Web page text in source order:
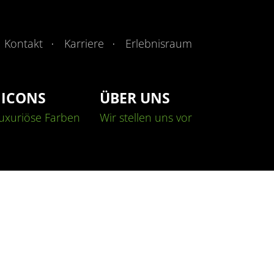
Kontakt Karriere Erlebnisraum
ÜBER UNS